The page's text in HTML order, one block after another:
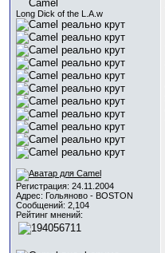
Long Dick of the L.A.w
Регистрация: 24.11.2004
Адрес: Гольяново - BOSTON
Сообщений: 2,104
Рейтинг мнений: